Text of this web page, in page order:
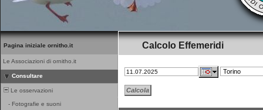
Pagina iniziale ornitho.it
Le Associazioni di ornitho.it
Consultare
Le osservazioni
- Fotografie e suoni
Calcolo Effemeridi